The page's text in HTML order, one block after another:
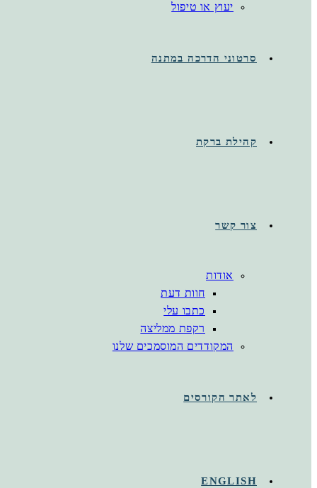
יעוץ או טיפול
סרטוני הדרכה במתנה
קהילת ברקת
צור קשר
אודות
חוות דעת
כתבו עלי
רקפת ממליצה
המקודדים המוסמכים שלנו
לאתר הקורסים
ENGLISH